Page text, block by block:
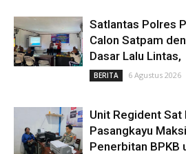
Satlantas Polres
Calon Satpam
Dasar Lalu Lintas,
BERITA 6 Agustus 2026
Unit Regident Sat
Pasangkayu
Penerbitan BPKB